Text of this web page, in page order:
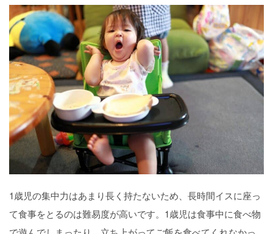
1歳児の集中力はあまり長く持たないため、長時間イスに座っ
て食事をとるのは難易度が高いです。1歳児は食事中に食べ物